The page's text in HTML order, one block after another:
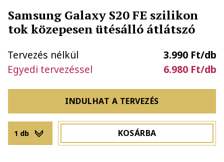
Samsung Galaxy S20 FE szilikon
tok közepesen ütésálló átlátszó
Tervezés nélkül
3.990 Ft/db
Egyedi tervezéssel
6.980 Ft/db
INDULHAT A TERVEZÉS
1 db KOSÁRBA